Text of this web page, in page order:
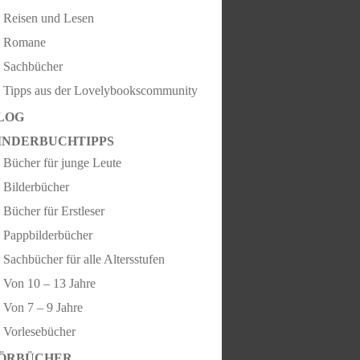
Reisen und Lesen
Romane
Sachbücher
Tipps aus der Lovelybookscommunity
Bücher für junge Leute
Bilderbücher
Bücher für Erstleser
Pappbilderbücher
Sachbücher für alle Altersstufen
Von 10 – 13 Jahre
Von 7 – 9 Jahre
Vorlesebücher